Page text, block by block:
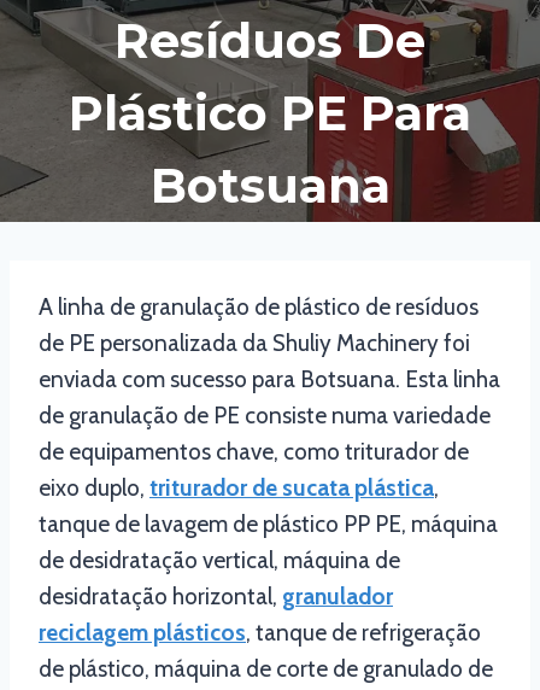
Resíduos De
Plástico PE Para
Botsuana
A linha de granulação de plástico de resíduos
de PE personalizada da Shuliy Machinery foi
enviada com sucesso para Botsuana. Esta linha
de granulação de PE consiste numa variedade
de equipamentos chave, como triturador de
eixo duplo, triturador de sucata plástica,
tanque de lavagem de plástico PP PE, máquina
de desidratação vertical, máquina de
desidratação horizontal, granulador
reciclagem plásticos, tanque de refrigeração
de plástico, máquina de corte de granulado de